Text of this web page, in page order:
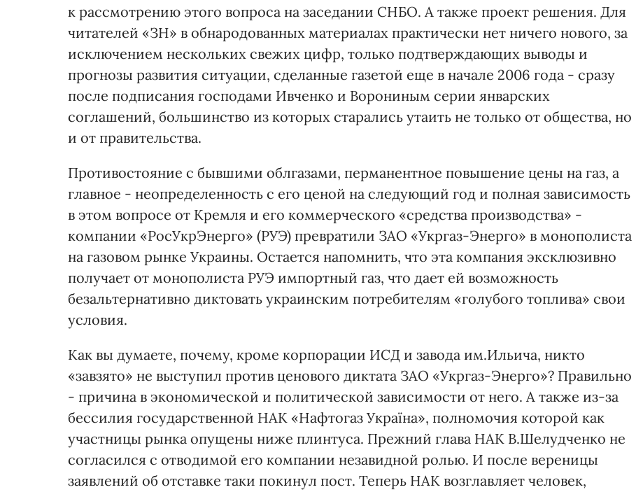
к рассмотрению этого вопроса на заседании СНБО. А также проект решения. Для
читателей «ЗН» в обнародованных материалах практически нет ничего нового, за
исключением нескольких свежих цифр, только подтверждающих выводы и
прогнозы развития ситуации, сделанные газетой еще в начале 2006 года - сразу
после подписания господами Ивченко и Ворониным серии январских
соглашений, большинство из которых старались утаить не только от общества, но
и от правительства.
Противостояние с бывшими облгазами, перманентное повышение цены на газ, а
главное - неопределенность с его ценой на следующий год и полная зависимость
в этом вопросе от Кремля и его коммерческого «средства производства» -
компании «РосУкрЭнерго» (РУЭ) превратили ЗАО «Укргаз-Энерго» в монополиста
на газовом рынке Украины. Остается напомнить, что эта компания эксклюзивно
получает от монополиста РУЭ импортный газ, что дает ей возможность
безальтернативно диктовать украинским потребителям «голубого топлива» свои
условия.
Как вы думаете, почему, кроме корпорации ИСД и завода им.Ильича, никто
«завзято» не выступил против ценового диктата ЗАО «Укргаз-Энерго»? Правильно
- причина в экономической и политической зависимости от него. А также из-за
бессилия государственной НАК «Нафтогаз Україна», полномочия которой как
участницы рынка опущены ниже плинтуса. Прежний глава НАК В.Шелудченко не
согласился с отводимой его компании незавидной ролью. И после вереницы
заявлений об отставке таки покинул пост. Теперь НАК возглавляет человек,